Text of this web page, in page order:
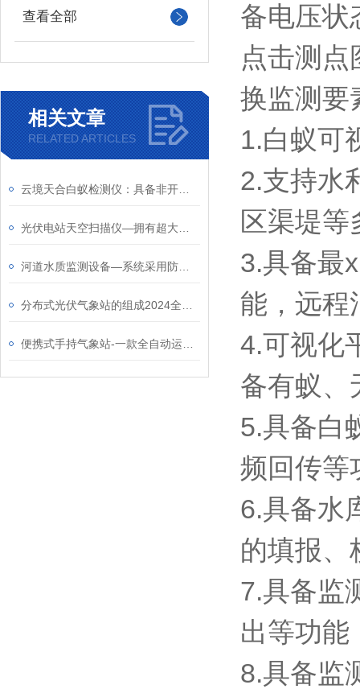
查看全部
相关文章
RELATED ARTICLES
备电压状
点击测
换监测要
1.白蚁可
2.支持水
区渠堤
3.具备最
能，远程
4.可视化
备有蚁、
5.具备白
频回传等
6.具备水
的填报、
7.具备监
出等功能
8.具备监